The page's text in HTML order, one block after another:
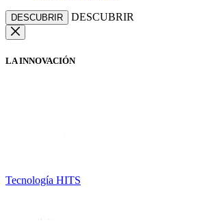
DESCUBRIR DESCUBRIR
LA INNOVACIÓN
Tecnología HITS